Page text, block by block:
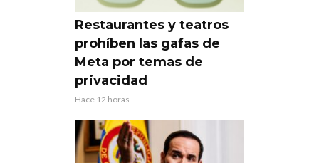
Restaurantes y teatros
prohíben las gafas de
Meta por temas de
privacidad
Hace 12 horas